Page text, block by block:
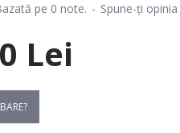
pe 0 note. - Spune-ţi opinia
Lei